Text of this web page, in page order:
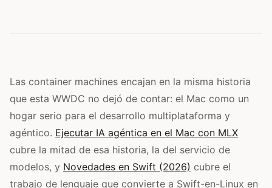
Las container machines encajan en la misma historia
que esta WWDC no dejó de contar: el Mac como un
hogar serio para el desarrollo multiplataforma y
agéntico. Ejecutar IA agéntica en el Mac con MLX
cubre la mitad de esa historia, la del servicio de
modelos, y Novedades en Swift (2026) cubre el
trabajo de lenguaje que convierte a Swift-en-Linux en